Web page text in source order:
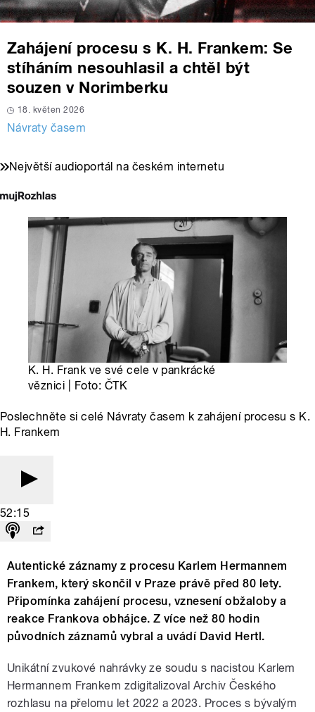
Zahájení procesu s K. H. Frankem: Se
stíháním nesouhlasil a chtěl být
souzen v Norimberku
18. květen 2026
Návraty časem
Největší audioportál na českém internetu
K. H. Frank ve své cele v pankrácké
věznici | Foto: ČTK
Poslechněte si celé Návraty časem k zahájení procesu s K.
H. Frankem
52:15
Autentické záznamy z procesu Karlem Hermannem
Frankem, který skončil v Praze právě před 80 lety.
Připomínka zahájení procesu, vznesení obžaloby a
reakce Frankova obhájce. Z více než 80 hodin
původních záznamů vybral a uvádí David Hertl.
Unikátní zvukové nahrávky ze soudu s nacistou Karlem
Hermannem Frankem zdigitalizoval Archiv Českého
rozhlasu na přelomu let 2022 a 2023. Proces s bývalým